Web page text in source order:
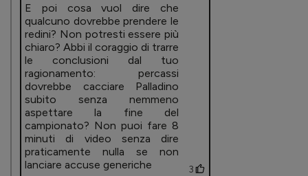
E poi cosa vuol dire che
qualcuno dovrebbe prendere le
redini? Non potresti essere più
chiaro? Abbi il coraggio di trarre
le conclusioni dal tuo
ragionamento: percassi
dovrebbe cacciare Palladino
subito senza nemmeno
aspettare la fine del
campionato? Non puoi fare 8
minuti di video senza dire
praticamente nulla se non
lanciare accuse generiche
3